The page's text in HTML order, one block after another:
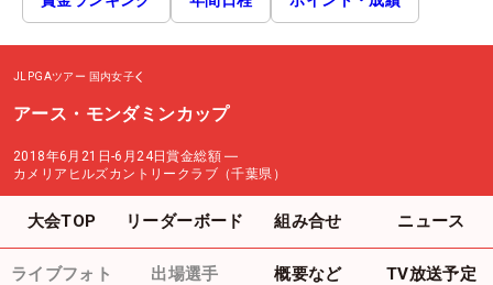
JLPGAツアー 国内女子
アース・モンダミンカップ
2018年6月21日-6月24日賞金総額 ―
カメリアヒルズカントリークラブ（千葉県）
大会TOP リーダーボード 組み合せ ニュース
ライブフォト 出場選手 概要など TV放送予定